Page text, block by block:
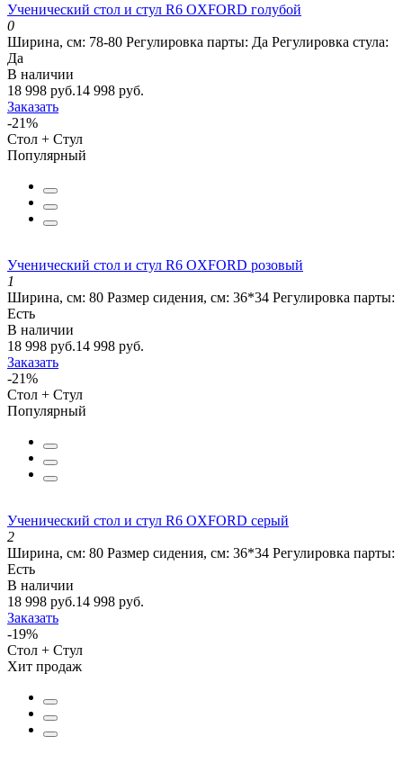
Ученический стол и стул R6 OXFORD голубой
0
Ширина, см: 78-80 Регулировка парты: Да Регулировка стула:
Да
В наличии
18 998 руб.14 998 руб.
Заказать
-21%
Стол + Стул
Популярный
Ученический стол и стул R6 OXFORD розовый
1
Ширина, см: 80 Размер сидения, см: 36*34 Регулировка парты:
Есть
В наличии
18 998 руб.14 998 руб.
Заказать
-21%
Стол + Стул
Популярный
Ученический стол и стул R6 OXFORD серый
2
Ширина, см: 80 Размер сидения, см: 36*34 Регулировка парты:
Есть
В наличии
18 998 руб.14 998 руб.
Заказать
-19%
Стол + Стул
Хит продаж